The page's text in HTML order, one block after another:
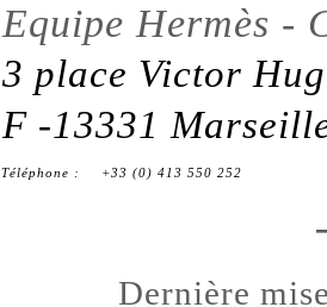
Equipe Hermès -
3 place Victor
F -13331
Téléphone : +33 (0) 413 550 252
Dernière